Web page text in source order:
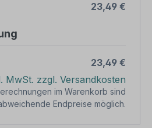
23,49 €
23,49 €
MwSt. zzgl. Versandkosten
im Warenkorb sind
Endpreise möglich.